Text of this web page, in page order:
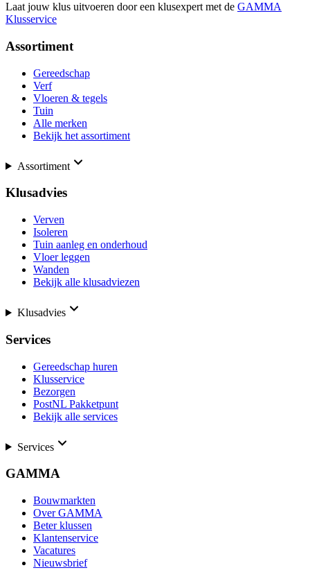
Laat jouw klus uitvoeren door een klusexpert met de GAMMA
Klusservice
Assortiment
Gereedschap
Verf
Vloeren & tegels
Tuin
Alle merken
Bekijk het assortiment
Assortiment
Klusadvies
Verven
Isoleren
Tuin aanleg en onderhoud
Vloer leggen
Wanden
Bekijk alle klusadviezen
Klusadvies
Services
Gereedschap huren
Klusservice
Bezorgen
PostNL Pakketpunt
Bekijk alle services
Services
GAMMA
Bouwmarkten
Over GAMMA
Beter klussen
Klantenservice
Vacatures
Nieuwsbrief